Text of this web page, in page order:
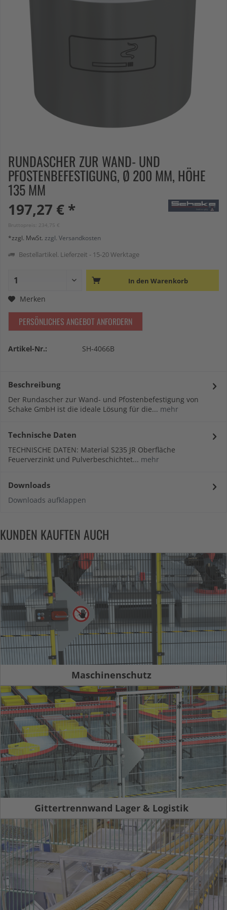
RUNDASCHER ZUR WAND- UND
PFOSTENBEFESTIGUNG, Ø 200 MM, HÖHE
135 MM
197,27 € *
Bruttopreis: 234,75 €
*zzgl. MwSt. zzgl. Versandkosten
Bestellartikel. Lieferzeit - 15-20 Werktage
In den Warenkorb
Merken
PERSÖNLICHES ANGEBOT ANFORDERN
Artikel-Nr.: SH-4066B
Beschreibung
Der Rundascher zur Wand- und Pfostenbefestigung von
Schake GmbH ist die ideale Lösung für die... mehr
Technische Daten
TECHNISCHE DATEN: Material S235 JR Oberfläche
Feuerverzinkt und Pulverbeschichtet... mehr
Downloads
Downloads aufklappen
KUNDEN KAUFTEN AUCH
Maschinenschutz
Gittertrennwand Lager & Logistik